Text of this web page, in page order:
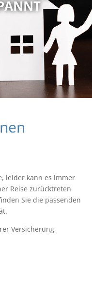
leider kann es immer
Reise zurücktreten
Sie die passenden
Versicherung,